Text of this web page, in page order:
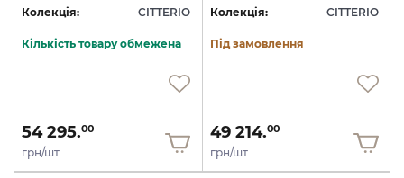
Колекція: CITTERIO
Кількість товару обмежена
54 295.00
грн/шт
Колекція: CITTERIO
Під замовлення
49 214.00
грн/шт